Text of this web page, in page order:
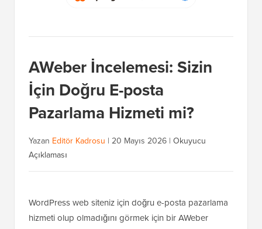
AWeber İncelemesi: Sizin
İçin Doğru E-posta
Pazarlama Hizmeti mi?
Yazan Editör Kadrosu | 20 Mayıs 2026 | Okuyucu
Açıklaması
WordPress web siteniz için doğru e-posta pazarlama
hizmeti olup olmadığını görmek için bir AWeber